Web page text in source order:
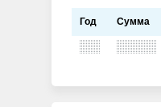
Год Сумма